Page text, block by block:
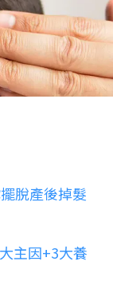
脫產後掉髮
主因+3大養